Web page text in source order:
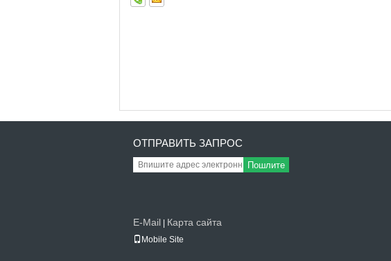
ОТПРАВИТЬ ЗАПРОС
Пошлите
E-Mail Карта сайта
Mobile Site